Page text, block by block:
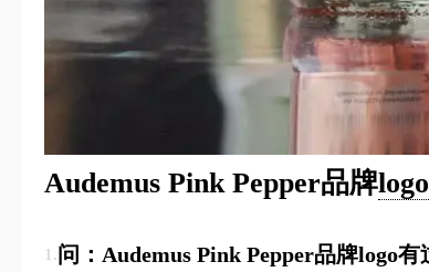
Audemus Pink Pepper品牌
1.问：Audemus Pink Pepper品牌logo有